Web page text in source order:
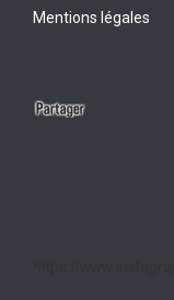
Mentions légales